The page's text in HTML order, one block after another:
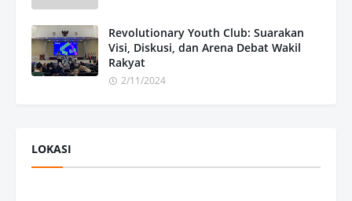
Revolutionary Youth Club: Suarakan
Visi, Diskusi, dan Arena Debat Wakil
Rakyat
2/11/2024
LOKASI